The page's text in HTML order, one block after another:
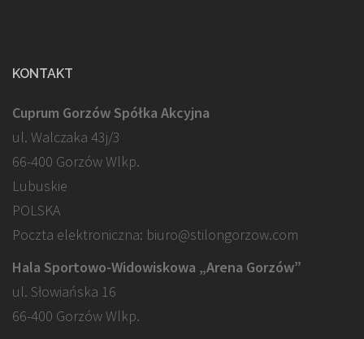
KONTAKT
Cuprum Gorzów Spółka Akcyjna
ul. Walczaka 43j/3
66-400 Gorzów Wlkp.
Lubuskie
POLSKA
Poczta elektroniczna: biuro@stilongorzow.com
Hala Sportowo-Widowiskowa „Arena Gorzów”
ul. Słowiańska 16
66-400 Gorzów Wlkp.